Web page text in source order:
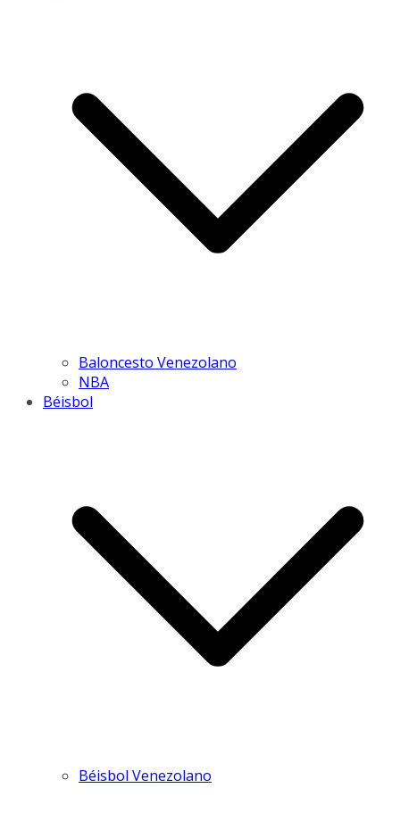
Baloncesto Venezolano
NBA
Béisbol
Béisbol Venezolano